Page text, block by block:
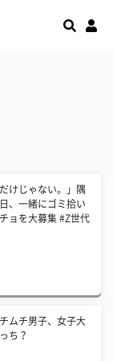
けじゃない。」隅
、一緒にゴミ拾い
ョを大募集 #Z世代
ムチ男子、女子大
ち？